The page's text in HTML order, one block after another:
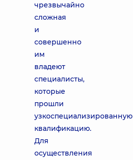
чрезвычайно
сложная
и
совершенно
им
владеют
специалисты,
которые
прошли
узкоспециализированную
квалификацию.
Для
осуществления